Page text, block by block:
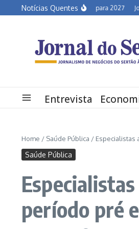
Ir para o conteúdo
Notícias Quentes
Semiárido em alerta para 2027 João
Entrevista
Home / Saúde Pública / Especialistas
Saúde Pública
período pré